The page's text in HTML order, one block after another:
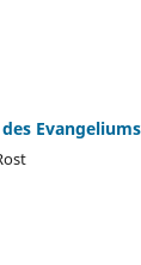
Evangeliums